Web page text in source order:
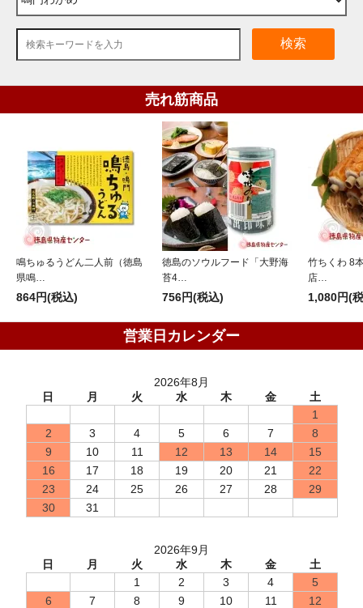
検索
売れ筋商品
鳴ちゅるうどん二人前（徳島
県鳴…
864円(税込)
徳島のソウルフード「大野海
苔4…
756円(税込)
竹ちくわ 8
店…
1,080円(
営業日カレンダー
2026年8月
日
月 火 水 木 金
土
1
2
3 4 5 6 7
8
9
10 11 12 13 14
15
16
17 18 19 20 21
22
23
24 25 26 27 28
29
30
31
2026年9月
日
月 火 水 木 金
土
1
2 3 4
5
6
7 8 9 10 11
12